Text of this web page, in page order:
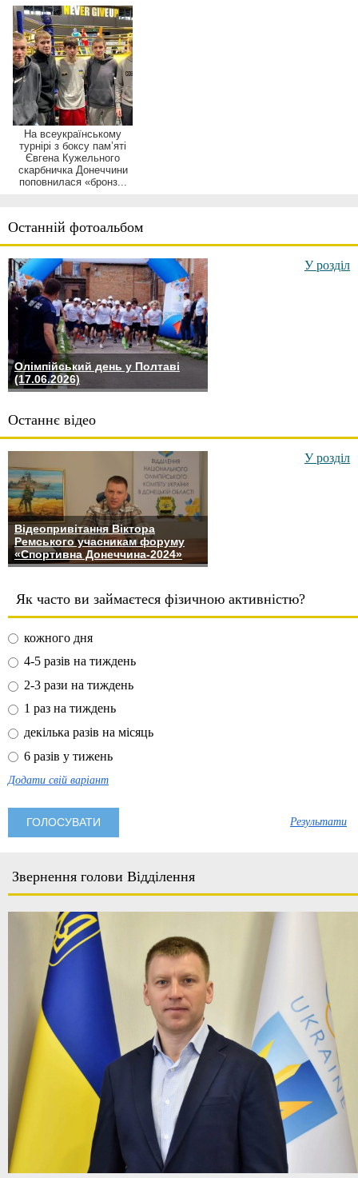
Останній фотоальбом
Олімпійський день у Полтаві
(17.06.2026)
У розділ
Останнє відео
Відеопривітання Віктора
Ремського учасникам форуму
«Спортивна Донеччина-2024»
У розділ
Як часто ви займаєтеся фізичною активністю?
кожного дня
4-5 разів на тиждень
2-3 рази на тиждень
1 раз на тиждень
декілька разів на місяць
6 разів у тижень
Додати свій варіант
Результати
Звернення голови Відділення
На всеукраїнському
турнірі з боксу памʼяті
Євгена Кужельного
скарбничка Донеччини
поповнилася «бронз...